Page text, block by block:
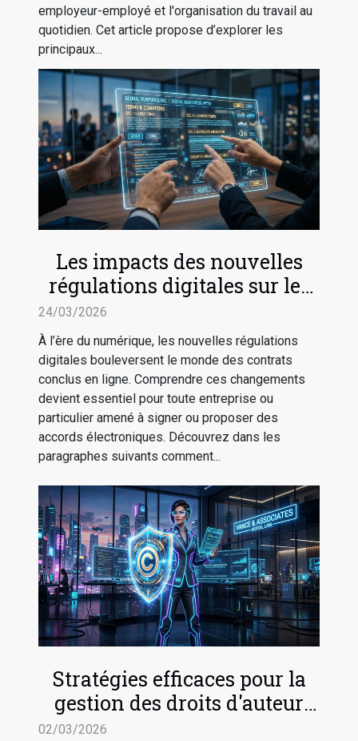
employeur-employé et l'organisation du travail au
quotidien. Cet article propose d’explorer les
principaux...
Les impacts des nouvelles
régulations digitales sur les
contrats en ligne
24/03/2026
À l’ère du numérique, les nouvelles régulations
digitales bouleversent le monde des contrats
conclus en ligne. Comprendre ces changements
devient essentiel pour toute entreprise ou
particulier amené à signer ou proposer des
accords électroniques. Découvrez dans les
paragraphes suivants comment...
Stratégies efficaces pour la
gestion des droits d'auteur
dans le numérique
02/03/2026